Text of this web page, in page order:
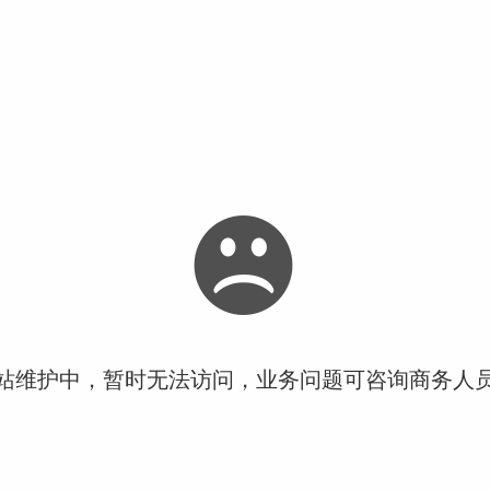
维护中，暂时无法访问，业务问题可咨询商务人